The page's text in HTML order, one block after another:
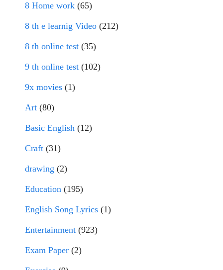
8 Home work (65)
8 th e learnig Video (212)
8 th online test (35)
9 th online test (102)
9x movies (1)
Art (80)
Basic English (12)
Craft (31)
drawing (2)
Education (195)
English Song Lyrics (1)
Entertainment (923)
Exam Paper (2)